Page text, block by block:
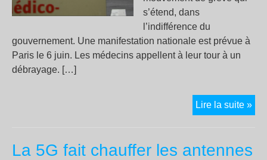
s’étend, dans
l’indifférence du
gouvernement. Une manifestation nationale est prévue à
Paris le 6 juin. Les médecins appellent à leur tour à un
débrayage. […]
Lire la suite »
La 5G fait chauffer les antennes